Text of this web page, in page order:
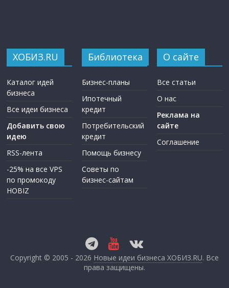
ХОБИЗ.RU
Каталог идей
бизнеса
Все идеи бизнеса
Добавить свою
идею
RSS-лента
-25% на все VPS
по промокоду
HOBIZ
Библиотека
Бизнес-планы
Ипотечный
кредит
Потребительский
кредит
Помощь бизнесу
Советы по
бизнес-сайтам
О сайте
Все статьи
О нас
Реклама на
сайте
Соглашение
Copyright © 2005 - 2026 Новые идеи бизнеса ХОБИЗ.RU. Все
права защищены.